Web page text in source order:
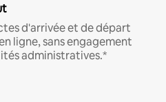
d'arrivée et de départ
ligne, sans engagement
administratives.*